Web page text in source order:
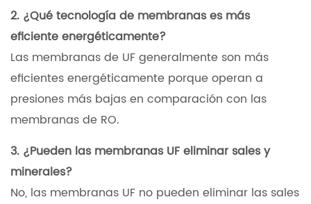
2. ¿Qué tecnología de membranas es más
eficiente energéticamente?
Las membranas de UF generalmente son más
eficientes energéticamente porque operan a
presiones más bajas en comparación con las
membranas de RO.
3. ¿Pueden las membranas UF eliminar sales y
minerales?
No, las membranas UF no pueden eliminar las sales